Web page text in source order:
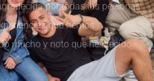
por todas las personas
que hemos
mucho y noto que he crecido